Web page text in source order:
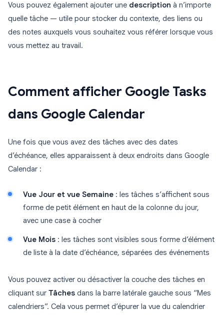
Vous pouvez également ajouter une description à n’importe
quelle tâche — utile pour stocker du contexte, des liens ou
des notes auxquels vous souhaitez vous référer lorsque vous
vous mettez au travail.
Comment afficher Google Tasks
dans Google Calendar
Une fois que vous avez des tâches avec des dates
d’échéance, elles apparaissent à deux endroits dans Google
Calendar :
Vue Jour et vue Semaine : les tâches s’affichent sous
forme de petit élément en haut de la colonne du jour,
avec une case à cocher
Vue Mois : les tâches sont visibles sous forme d’élément
de liste à la date d’échéance, séparées des événements
Vous pouvez activer ou désactiver la couche des tâches en
cliquant sur Tâches dans la barre latérale gauche sous “Mes
calendriers”. Cela vous permet d’épurer la vue du calendrier